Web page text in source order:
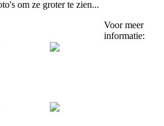
om ze groter te zien...
Voor meer
informatie: